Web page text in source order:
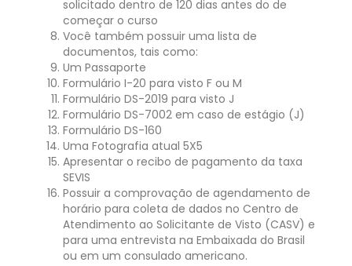
solicitado dentro de 120 dias antes do de
começar o curso
Você também possuir uma lista de
documentos, tais como:
Um Passaporte
Formulário I-20 para visto F ou M
Formulário DS-2019 para visto J
Formulário DS-7002 em caso de estágio (J)
Formulário DS-160
Uma Fotografia atual 5X5
Apresentar o recibo de pagamento da taxa
SEVIS
Possuir a comprovação de agendamento de
horário para coleta de dados no Centro de
Atendimento ao Solicitante de Visto (CASV) e
para uma entrevista na Embaixada do Brasil
ou em um consulado americano.